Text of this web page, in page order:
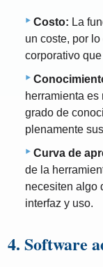
Costo: La
un coste, por
corporativo
herramienta
grado de
plenamente
Curva de
de la
necesiten algo
interfaz y uso.
4. Software